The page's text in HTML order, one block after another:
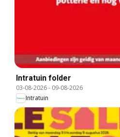
Intratuin folder
03-08-2026- 09-08-2026
Intratuin